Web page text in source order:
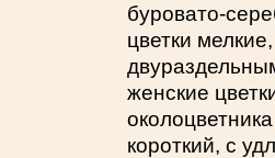
буровато-
цветки
женские
короткий, с